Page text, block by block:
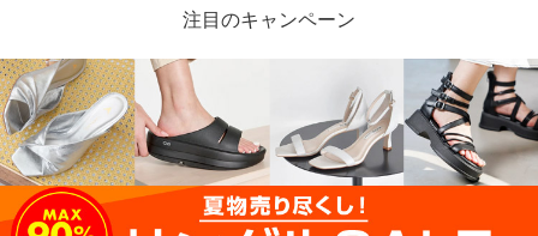
注目のキャンペーン